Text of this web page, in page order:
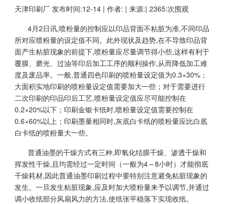
天津印刷厂 发布时间:12-14 | 作者: | 来源:| 2365:次围观
4月2日讯,喷粉量的控制应以印品背面不粘脏为准,不同印品
所对应喷粉量的设定值不同。此外现状及趋势,在不导致印品背
面产生粘脏现象的前提下,喷粉量应尽量调节得小些,这样有利于
覆膜、磨光、过油等印后加工工序的顺利操作,从而降低加工难
度及废品率。一般,普通四色印刷的喷粉量设定值为0.3×30%；
大面积实地印刷的喷粉量设定值需要加大一些；对于需要进行
二次印刷的印品印后工艺,喷粉量设定值应尽可能控制在
0.2×20%以下；印刷金银卡纸时,喷粉量设定值需要控制在
0.6×60%以上；印刷墨量相同时,灰底白卡纸的喷粉量应比白底
白卡纸的喷粉量大一些。
普通油墨的干燥方式有三种,即氧化结膜干燥、渗透干燥和
挥发性干燥,且均需经过一定时间（一般为4～8小时）才能彻底
干燥耗材,因此普通油墨印刷过程中要特别注意避免粘脏现象的
发生。一旦发生粘脏现象,应及时加大喷粉量来予以调节,并通过
调小收纸部分风扇风力的方法,使纸张平稳落下实现收纸。